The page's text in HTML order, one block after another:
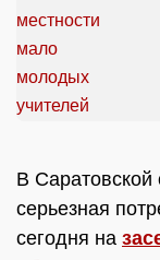
В Саратовской
серьезная
сегодня на